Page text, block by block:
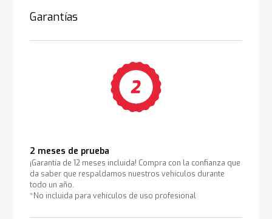
Garantías
2 meses de prueba
¡Garantía de 12 meses incluida! Compra con la confianza que
da saber que respaldamos nuestros vehículos durante
todo un año.
*No incluida para vehículos de uso profesional